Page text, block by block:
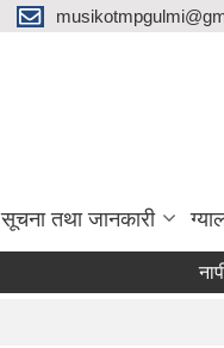
सूचना तथा जानकारी